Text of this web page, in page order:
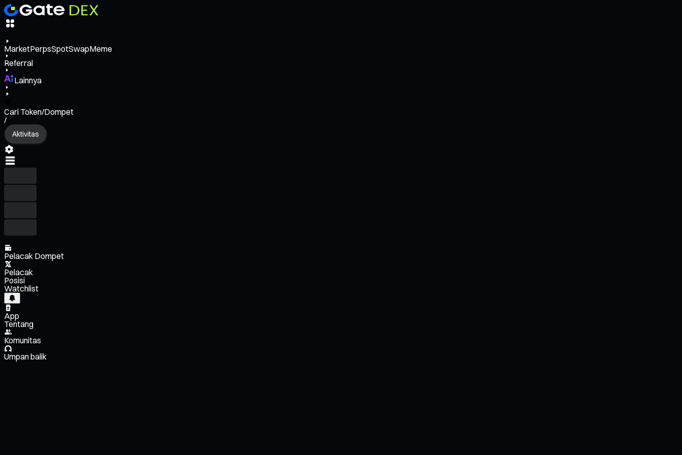
MarketPerpsSpotSwapMeme
Referral
Lainnya
Cari Token/Dompet
/
Aktivitas
Pelacak Dompet
Pelacak
Posisi
Watchlist
App
Tentang
Komunitas
Umpan balik